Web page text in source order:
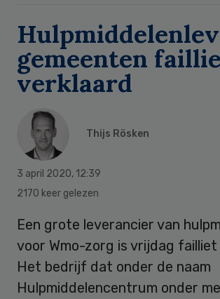
gemeenten
verklaard
Thijs Rösken
3 april 2020, 12:39
2170 keer gelezen
Een grote leverancier van
voor Wmo-zorg is vrijdag failliet
Het bedrijf dat onder de naam
Hulpmiddelencentrum onder